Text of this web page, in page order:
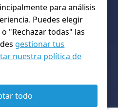
reservados.
Sobre nosotros
Hogar
frecuentes
OEM/ODM
Productos
Plataforma
para análisis
Puedes elegir
"Rechazar todas" las
gestionar tus
nuestra política de
todo